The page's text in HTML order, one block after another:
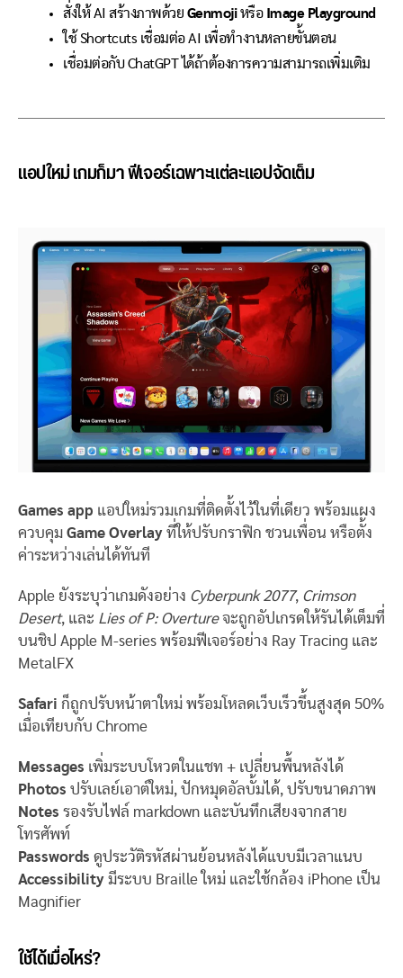
สั่งให้ AI สร้างภาพด้วย Genmojiหรือ Image Playground
ใช้ Shortcuts เชื่อมต่อ AI เพื่อทำงานหลายขั้นตอน
เชื่อมต่อกับ ChatGPT ได้ถ้าต้องการความสามารถเพิ่มเติม
แอปใหม่ เกมก็มา ฟีเจอร์เฉพาะแต่ละแอปจัดเต็ม
Games app แอปใหม่รวมเกมที่ติดตั้งไว้ในที่เดียว พร้อมแผง
ควบคุม Game Overlay ที่ให้ปรับกราฟิก ชวนเพื่อน หรือตั้ง
ค่าระหว่างเล่นได้ทันที
Apple ยังระบุว่าเกมดังอย่าง Cyberpunk 2077, Crimson
Desert, และ Lies of P: Overtureจะถูกอัปเกรดให้รันได้เต็มที่
บนชิป Apple M-series พร้อมฟีเจอร์อย่าง Ray Tracing และ
MetalFX
Safari ก็ถูกปรับหน้าตาใหม่ พร้อมโหลดเว็บเร็วขึ้นสูงสุด 50%
เมื่อเทียบกับ Chrome
Messages เพิ่มระบบโหวตในแชท + เปลี่ยนพื้นหลังได้
Photos ปรับเลย์เอาต์ใหม่, ปักหมุดอัลบั้มได้, ปรับขนาดภาพ
Notes รองรับไฟล์ markdown และบันทึกเสียงจากสาย
โทรศัพท์
Passwords ดูประวัติรหัสผ่านย้อนหลังได้แบบมีเวลาแนบ
Accessibility มีระบบ Braille ใหม่ และใช้กล้อง iPhone เป็น
Magnifier
ใช้ได้เมื่อไหร่?